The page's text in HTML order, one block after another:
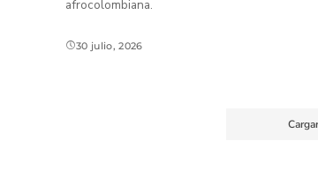
afrocolombiana.
30 julio, 2026